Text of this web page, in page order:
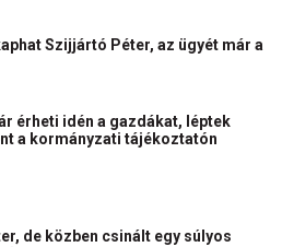
Szijjártó Péter, az ügyét már a
érheti idén a gazdákat, léptek
a kormányzati tájékoztatón
de közben csinált egy súlyos